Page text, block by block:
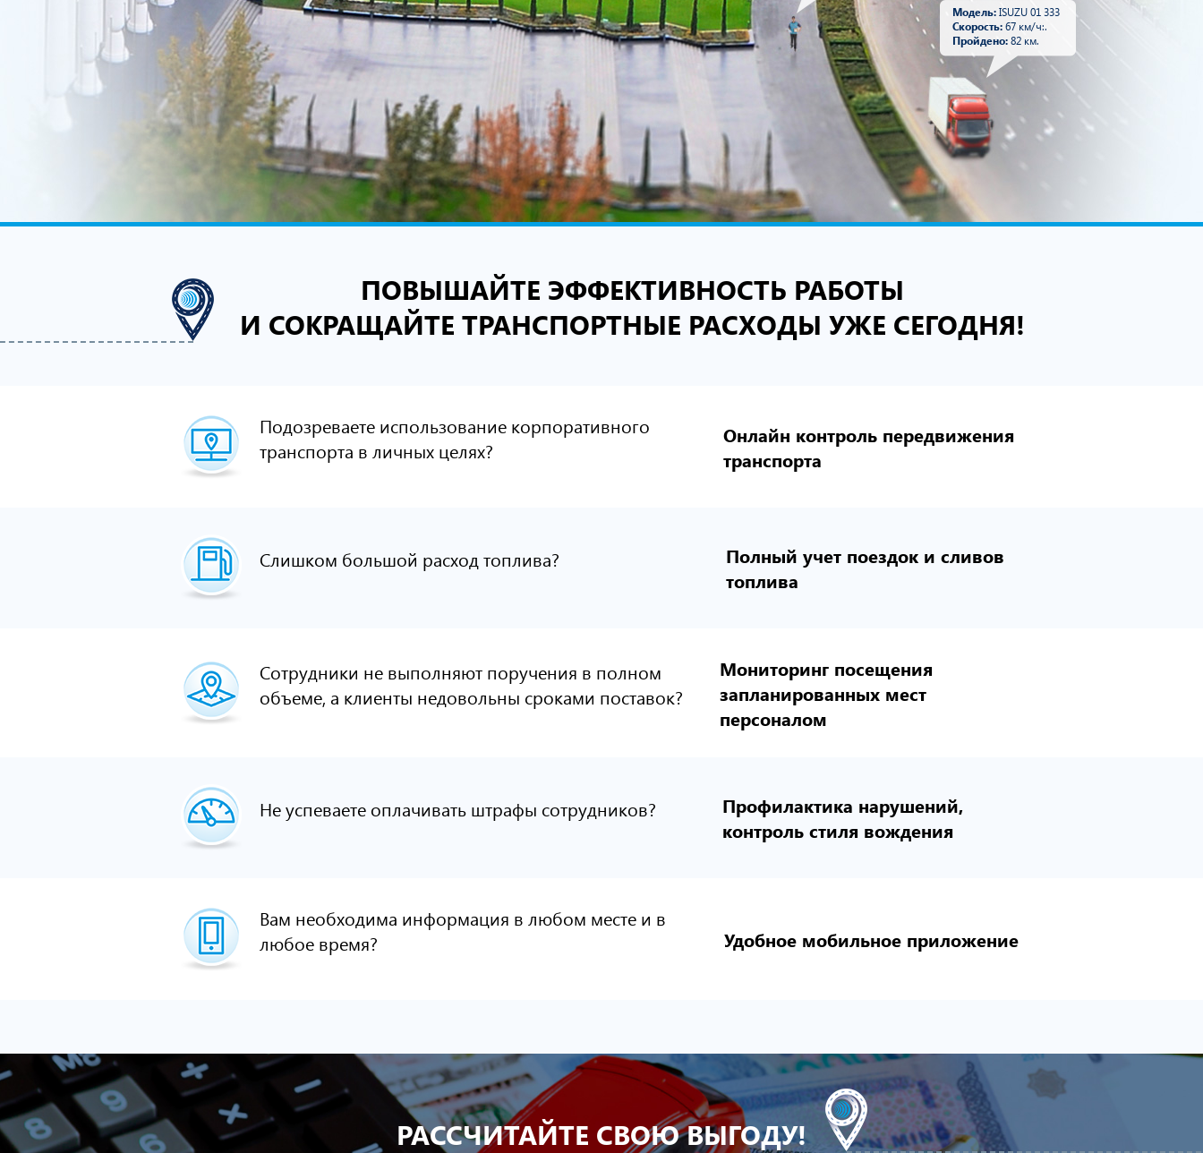
Модель: ISUZU 01 333
Скорость: 67 км/ч:.
Пройдено: 82 км.
ПОВЫШАЙТЕ ЭФФЕКТИВНОСТЬ РАБОТЫ
И СОКРАЩАЙТЕ ТРАНСПОРТНЫЕ РАСХОДЫ УЖЕ СЕГОДНЯ!
Подозреваете использование корпоративного
транспорта в личных целях?
Онлайн контроль передвижения
транспорта
Слишком большой расход топлива?
Полный учет поездок и сливов
топлива
Сотрудники не выполняют поручения в полном
объеме, а клиенты недовольны сроками поставок?
Мониторинг посещения
запланированных мест
персоналом
Не успеваете оплачивать штрафы сотрудников?
Профилактика нарушений,
контроль стиля вождения
Вам необходима информация в любом месте и в
любое время?
Удобное мобильное приложение
РАССЧИТАЙТЕ СВОЮ ВЫГОДУ!